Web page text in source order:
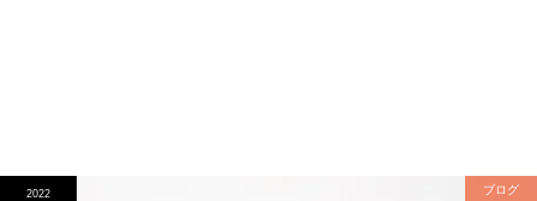
2022 ブログ